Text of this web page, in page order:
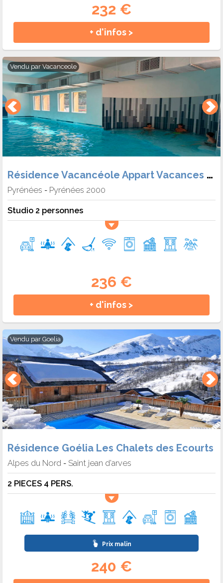
232 €
+ d'infos >
Vendu par Vacanceole
Résidence Vacancéole Appart Vacances Pyrénées 2000
Pyrénées - Pyrénées 2000
Studio 2 personnes
236 €
+ d'infos >
Vendu par Goelia
Résidence Goélia Les Chalets des Ecourts
Alpes du Nord - Saint jean d'arves
2 PIECES 4 PERS.
Prix malin
240 €